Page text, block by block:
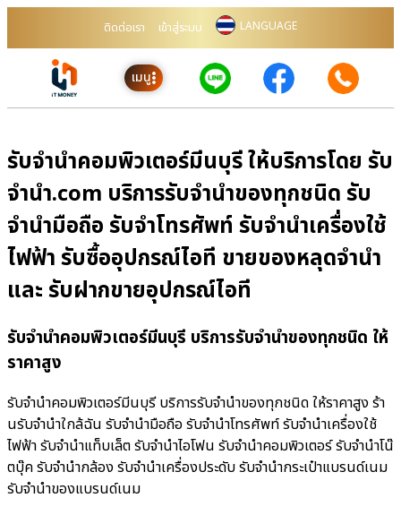
ติดต่อเรา เข้าสู่ระบบ LANGUAGE
เมนู
รับจำนำคอมพิวเตอร์มีนบุรี ให้บริการโดย รับ
จํานํา.com บริการรับจำนำของทุกชนิด รับ
จำนำมือถือ รับจำโทรศัพท์ รับจำนำเครื่องใช้
ไฟฟ้า รับซื้ออุปกรณ์ไอที ขายของหลุดจำนำ
และ รับฝากขายอุปกรณ์ไอที
รับจำนำคอมพิวเตอร์มีนบุรี บริการรับจำนำของทุกชนิด ให้
ราคาสูง
รับจำนำคอมพิวเตอร์มีนบุรี บริการรับจำนำของทุกชนิด ให้ราคาสูง ร้า
นรับจํานําใกล้ฉัน รับจำนำมือถือ รับจำนำโทรศัพท์ รับจำนำเครื่องใช้
ไฟฟ้า รับจำนำแท็บเล็ต รับจำนำไอโฟน รับจำนำคอมพิวเตอร์ รับจำนำโน๊
ตบุ๊ค รับจำนำกล้อง รับจำนำเครื่องประดับ รับจำนำกระเป๋าแบรนด์เนม
รับจำนำของแบรนด์เนม